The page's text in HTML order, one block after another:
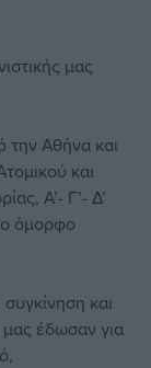
μας
την Αθήνα και
και
Α’- Γ’- Δ’
όμορφο
και
μας έδωσαν για